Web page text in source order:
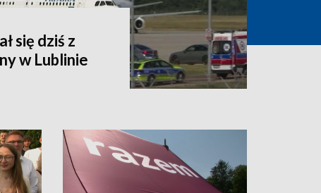
się dziś z
w Lublinie